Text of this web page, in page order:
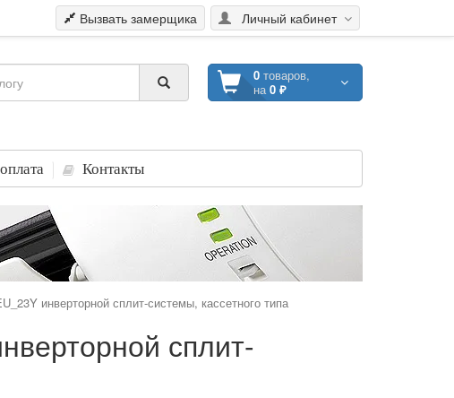
Личный кабинет
Вызвать замерщика
0товаров,
на0 ₽
Контакты
инверторной сплит-системы, кассетного типа
сплит-